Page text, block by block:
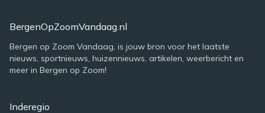
BergenOpZoomVandaag.nl
Bergen op Zoom Vandaag, is jouw bron voor het laatste
nieuws, sportnieuws, huizennieuws, artikelen, weerbericht en
meer in Bergen op Zoom!
Inderegio